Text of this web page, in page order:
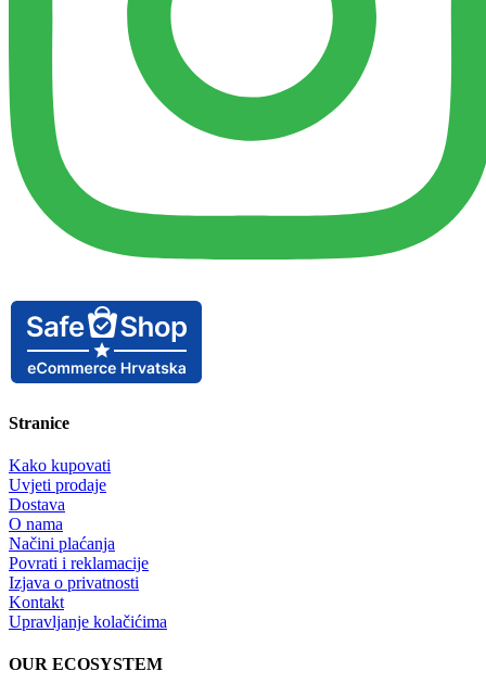
Stranice
Kako kupovati
Uvjeti prodaje
Dostava
O nama
Načini plaćanja
Povrati i reklamacije
Izjava o privatnosti
Kontakt
Upravljanje kolačićima
OUR ECOSYSTEM